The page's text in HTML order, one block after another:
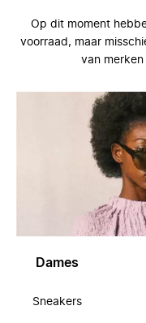
Op dit moment
voorraad, maar
van
Dames
Sneakers